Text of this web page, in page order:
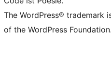
The WordPress® trademark
of the WordPress Foundation.